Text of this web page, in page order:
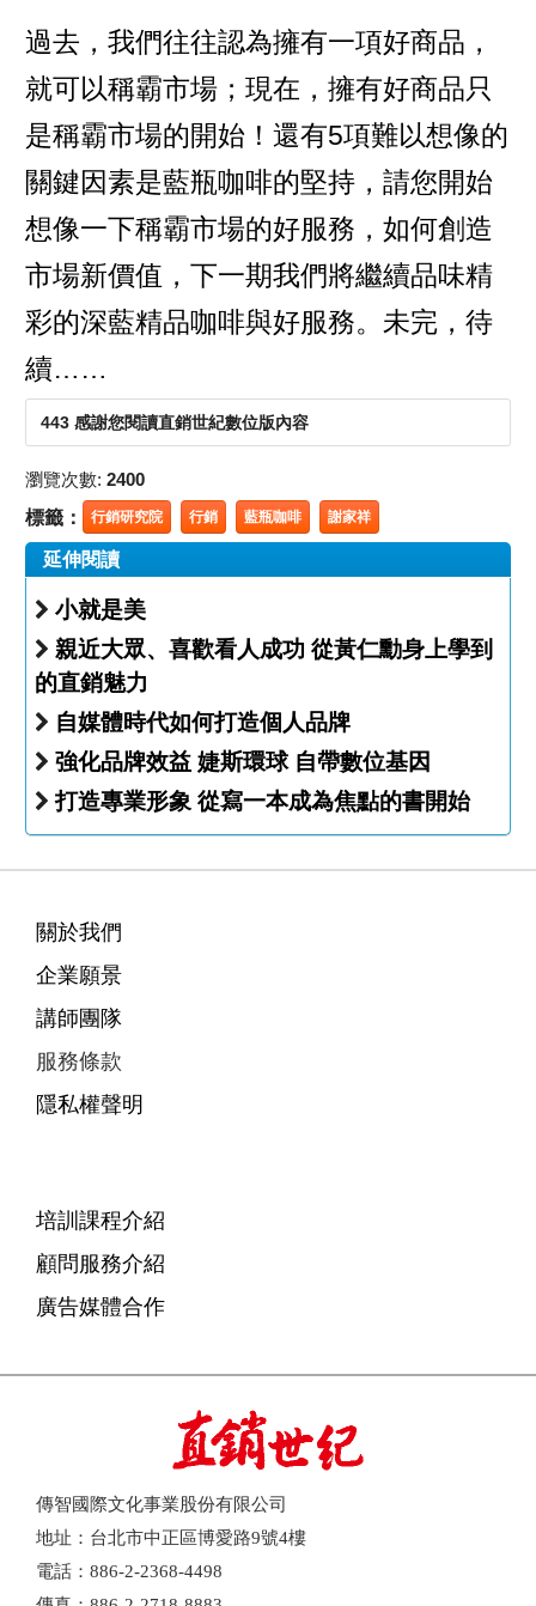
過去，我們往往認為擁有一項好商品，
就可以稱霸市場；現在，擁有好商品只
是稱霸市場的開始！還有5項難以想像的
關鍵因素是藍瓶咖啡的堅持，請您開始
想像一下稱霸市場的好服務，如何創造
市場新價值，下一期我們將繼續品味精
彩的深藍精品咖啡與好服務。未完，待
續……
443 感謝您閱讀直銷世紀數位版內容
瀏覽次數: 2400
標籤： 行銷研究院 行銷 藍瓶咖啡 謝家祥
延伸閱讀
小就是美
親近大眾、喜歡看人成功 從黃仁勳身上學到
的直銷魅力
自媒體時代如何打造個人品牌
強化品牌效益 婕斯環球 自帶數位基因
打造專業形象 從寫一本成為焦點的書開始
關於我們
企業願景
講師團隊
服務條款
隱私權聲明
培訓課程介紹
顧問服務介紹
廣告媒體合作
傳智國際文化事業股份有限公司
地址：台北市中正區博愛路9號4樓
電話：886-2-2368-4498